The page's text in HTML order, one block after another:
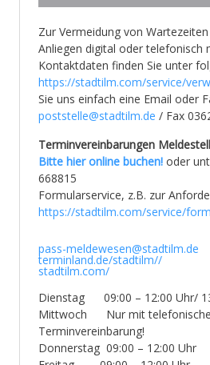
Zur Vermeidung von
Anliegen digital oder telefonisch
Kontaktdaten finden Sie unter
https://stadtilm.com/service/
Sie uns einfach eine Email oder
poststelle@stadtilm.de / Fax
Terminvereinbarungen
Bitte hier online buchen! oder
668815
Formularservice, z.B. zur
https://stadtilm.com/service/
pass-meldewesen@stadtilm.de
terminland.de/stadtilm//
stadtilm.com/
Dienstag 09:00 – 12:00 Uhr/
Mittwoch Nur mit
Terminvereinbarung!
Donnerstag 09:00 – 12:00 Uhr